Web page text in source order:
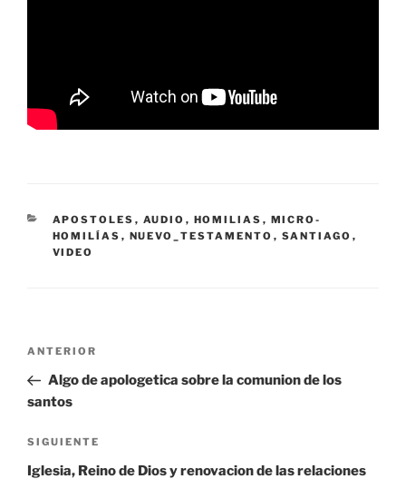
CATEGORÍAS
APOSTOLES , AUDIO , HOMILIAS , MICRO-
HOMILÍAS , NUEVO_TESTAMENTO , SANTIAGO ,
VIDEO
Navegación
entradas
Entrada
anterior:
ANTERIOR
Algo de apologetica sobre la comunion de los
santos
Siguiente
entrada
SIGUIENTE
Iglesia, Reino de Dios y renovacion de las relaciones